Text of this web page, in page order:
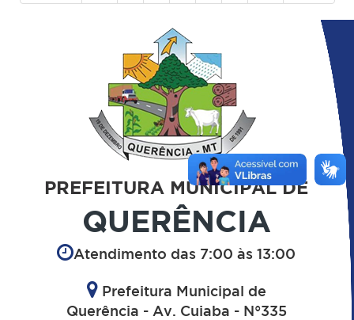
PREFEITURA MUNICIPAL DE
QUERÊNCIA
Atendimento das 7:00 às 13:00
Prefeitura Municipal de
Querência - Av. Cuiaba - N°335